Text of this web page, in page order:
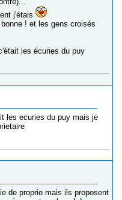
j'étais
! et les gens croisés
les écuries du puy
les ecuries du puy mais je
de proprio mais ils proposent